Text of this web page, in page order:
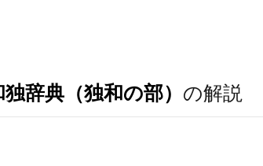
辞典（独和の部） の解説